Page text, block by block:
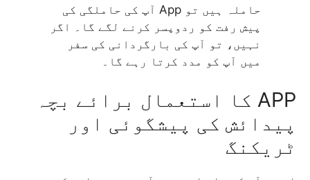
حاملہ ہیں تو App آپ کی حاملگی کی
پیش رفت کو ردوپسر کرنے لگے گا۔ اگر
نہیں، تو آپ کی بارگردانی کی سفر
میں آپ کو مدد کرتا رہے گا۔
APP کا استعمال برائے بچہ
پیدائش کی پیشگوئی اور
ٹریکنگ